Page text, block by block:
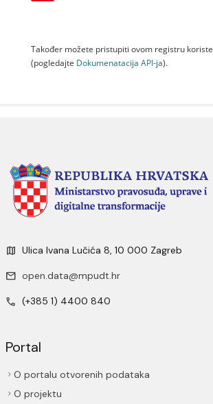
Također možete pristupiti ovom registru
(pogledajte Dokumenаtаcijа API-jа).